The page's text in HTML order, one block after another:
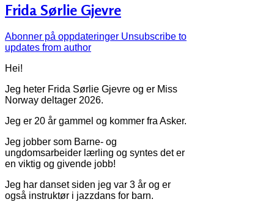
Frida Sørlie Gjevre
Abonner på oppdateringer Unsubscribe to
updates from author
Hei!
Jeg heter Frida Sørlie Gjevre og er Miss
Norway deltager 2026.
Jeg er 20 år gammel og kommer fra Asker.
Jeg jobber som Barne- og
ungdomsarbeider lærling og syntes det er
en viktig og givende jobb!
Jeg har danset siden jeg var 3 år og er
også instruktør i jazzdans for barn.